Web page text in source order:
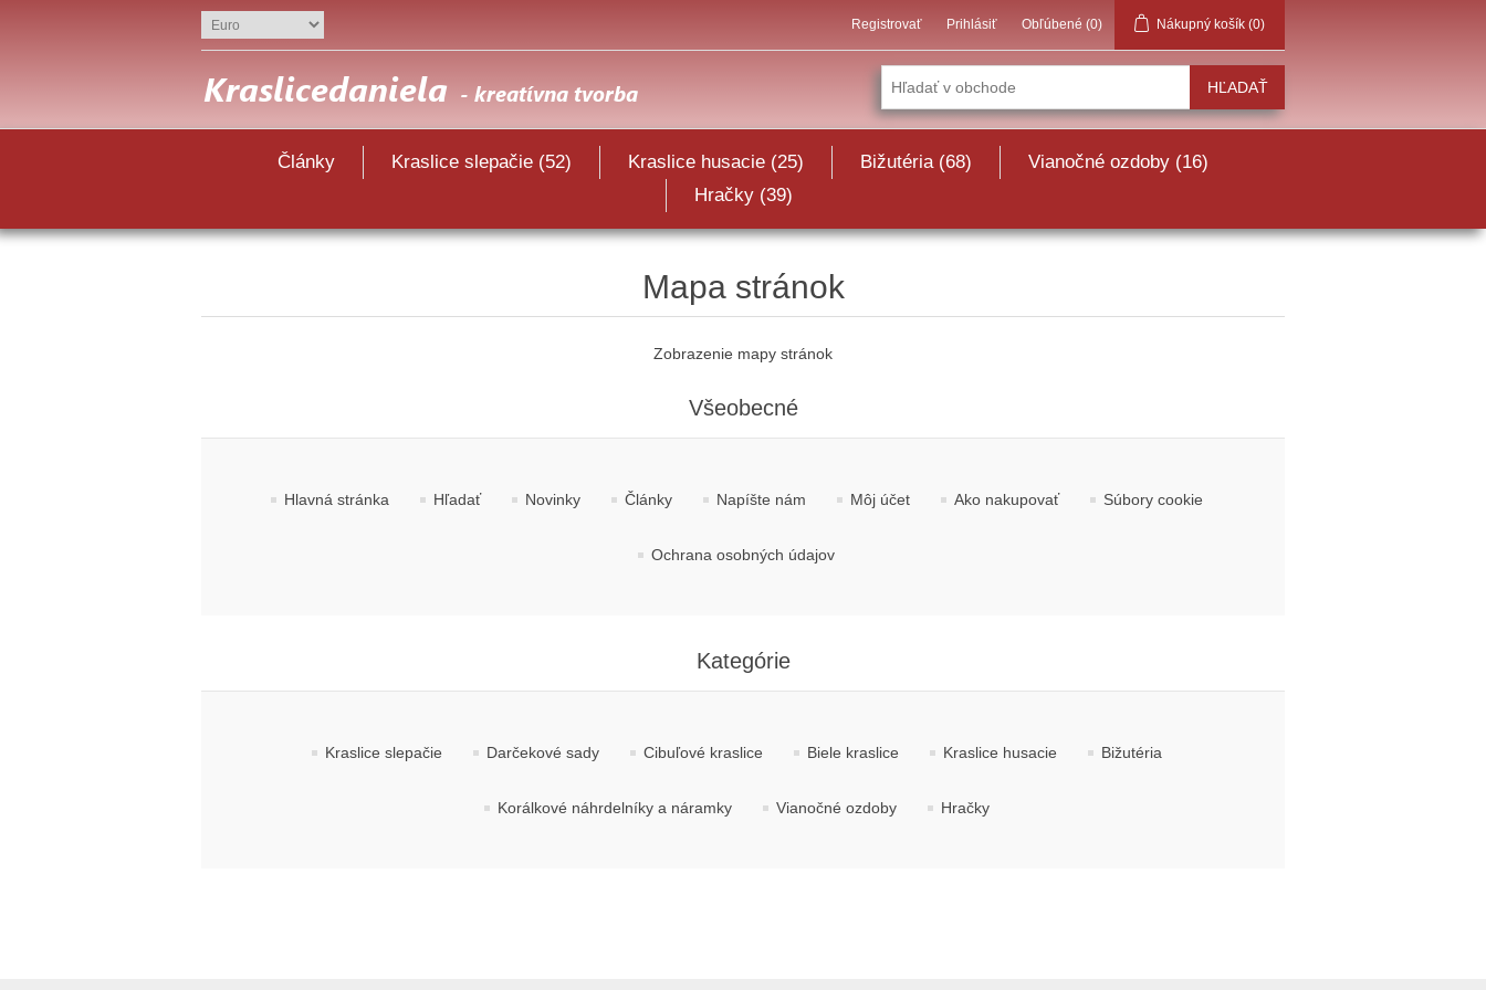
Registrovať Prihlásiť Obľúbené (0) Nákupný košík (0)
Články Kraslice slepačie (52) Kraslice husacie (25) Bižutéria (68)
Vianočné ozdoby (16)
Hračky (39)
Mapa stránok
Zobrazenie mapy stránok
Všeobecné
Hlavná stránka Hľadať Novinky Články Napíšte nám Môj účet Ako nakupovať Súbory cookie
Ochrana osobných údajov
Kategórie
Kraslice slepačie Darčekové sady Cibuľové kraslice Biele kraslice Kraslice husacie Bižutéria
Korálkové náhrdelníky a náramky Vianočné ozdoby Hračky